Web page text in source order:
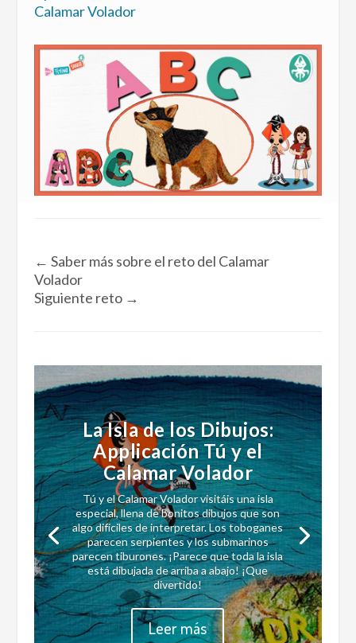
Calamar Volador
← Saber más sobre el reto del Calamar
Volador
Siguiente reto→
La Isla de los Dibujos:
Applicación Tú y el
Calamar Volador
Tú y el Calamar Volador visitáis una isla
especial, llena de bonitos dibujos que son
algo difíciles de interpretar. Los toboganes
parecen serpientes y los submarinos
parecen tiburones. ¡Parece que toda la isla
está dibujada de arriba a abajo! ¡Que
divertido!
Leer más